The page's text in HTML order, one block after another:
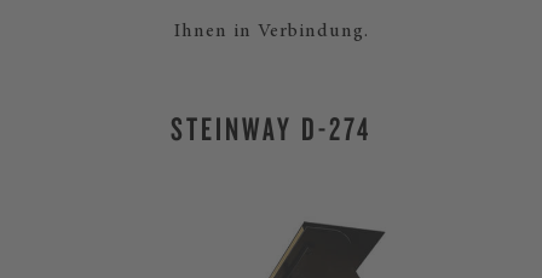
Ihnen in Verbindung.
STEINWAY D-274